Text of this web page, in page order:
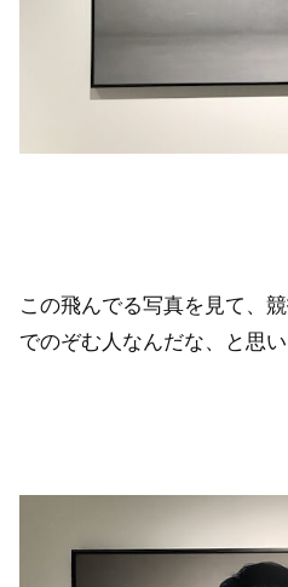
この飛んでる写真を見て、
でのぞむ人なんだな、と思い